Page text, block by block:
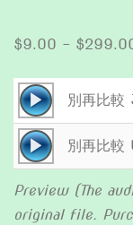
$9.00 – $
Audio
Player
別再比
Audio
Player
別再比較
Preview (The
original file.